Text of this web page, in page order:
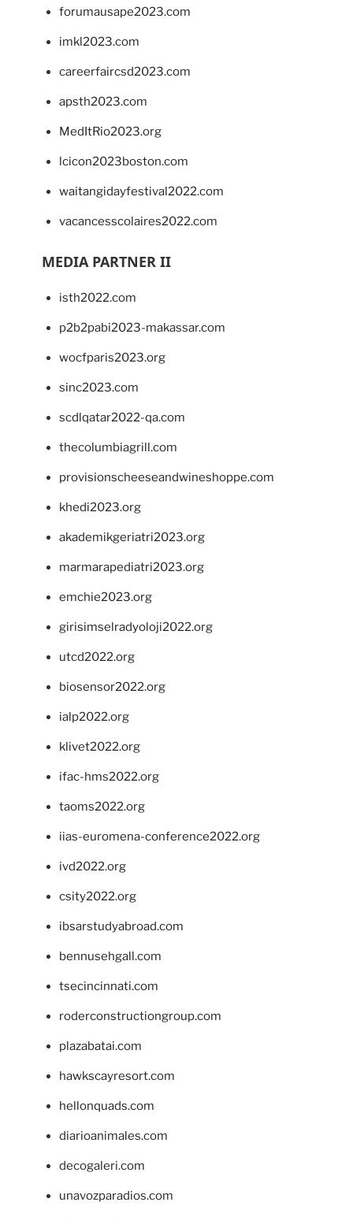
forumausape2023.com
imkl2023.com
careerfaircsd2023.com
apsth2023.com
MedItRio2023.org
lcicon2023boston.com
waitangidayfestival2022.com
vacancesscolaires2022.com
MEDIA PARTNER II
isth2022.com
p2b2pabi2023-makassar.com
wocfparis2023.org
sinc2023.com
scdlqatar2022-qa.com
thecolumbiagrill.com
provisionscheeseandwineshoppe.com
khedi2023.org
akademikgeriatri2023.org
marmarapediatri2023.org
emchie2023.org
girisimselradyoloji2022.org
utcd2022.org
biosensor2022.org
ialp2022.org
klivet2022.org
ifac-hms2022.org
taoms2022.org
iias-euromena-conference2022.org
ivd2022.org
csity2022.org
ibsarstudyabroad.com
bennusehgall.com
tsecincinnati.com
roderconstructiongroup.com
plazabatai.com
hawkscayresort.com
hellonquads.com
diarioanimales.com
decogaleri.com
unavozparadios.com